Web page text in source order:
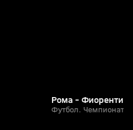
Рома - Фиорентина
Футбол. Чемпионат
25 мая, 01:19